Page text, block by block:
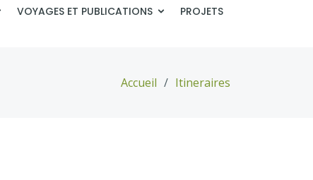
VOYAGES ET PUBLICATIONS PROJETS
Accueil Itineraires